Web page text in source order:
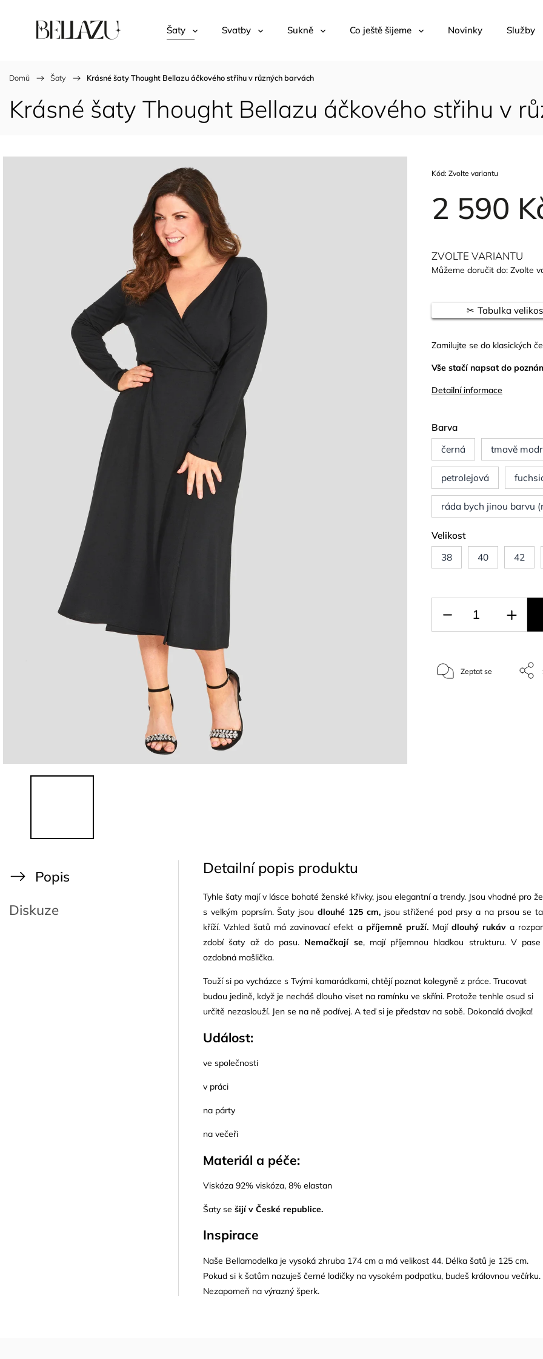
Šaty Svatby Sukně Co ještě šijeme Novinky Služby
Domů / Šaty / Krásné šaty Thought Bellazu áčkového střihu v různých barvách
Krásné šaty Thought Bellazu áčkového střihu v
2 590
Kód: Zvolte variantu
Zamilujte se do klasických
Vše stačí napsat do
Detailní informace
Tabulka
Barva
černá
tmavě
petrolejová
ráda bych jinou barvu
Velikost
38
40 42
ZVOLTE VARIANTU
Můžeme doručit do: Zvolte
Zeptat se
Popis
Diskuze
Detailní popis produktu
Tyhle šaty mají v lásce bohaté ženské křivky, jsou elegantní a trendy. Jsou vhodné pro
s velkým poprsím. Šaty jsou dlouhé 125 cm, jsou střižené pod prsy a na prsou se
kříží. Vzhled šatů má zavinovací efekt a příjemně pruží.Majídlouhý rukáv a
zdobí šaty až do pasu. Nemačkají se, mají příjemnou hladkou strukturu. V
ozdobná mašlička.
Touží si po vycházce s Tvými kamarádkami, chtějí poznat kolegyně z práce. Trucovat
budou jedině, když je necháš dlouho viset na ramínku ve skříni. Protože tenhle osud si
určitě nezaslouží. Jen se na ně podívej. A teď si je představ na sobě. Dokonalá dvojka!
Událost:
ve společnosti
v práci
na párty
na večeři
Materiál a péče:
Viskóza 92% viskóza, 8% elastan
Šaty se šijí v České republice.
Inspirace
Naše Bellamodelka je vysoká zhruba 174 cm a má velikost 44. Délka šatů je 125 cm.
Pokud si k šatům nazuješ černé lodičky na vysokém podpatku, budeš královnou večírku.
Nezapomeň na výrazný šperk.